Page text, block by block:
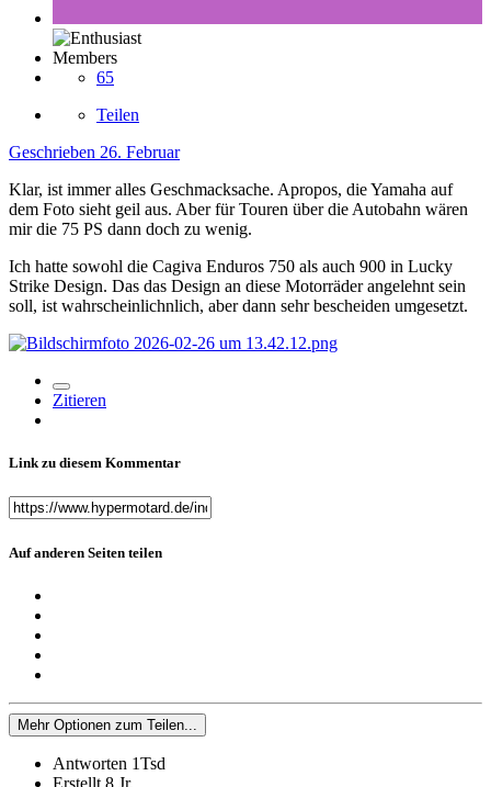
Members
65
Teilen
Geschrieben 26. Februar
Klar, ist immer alles Geschmacksache. Apropos, die Yamaha auf
dem Foto sieht geil aus. Aber für Touren über die Autobahn wären
mir die 75 PS dann doch zu wenig.
Ich hatte sowohl die Cagiva Enduros 750 als auch 900 in Lucky
Strike Design. Das das Design an diese Motorräder angelehnt sein
soll, ist wahrscheinlichnlich, aber dann sehr bescheiden umgesetzt.
Zitieren
Link zu diesem Kommentar
Auf anderen Seiten teilen
Mehr Optionen zum Teilen...
Antworten 1Tsd
Erstellt 8 Jr.